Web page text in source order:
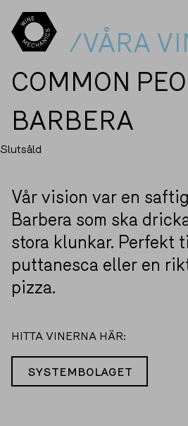
/VÅRA
COMMON
BARBERA
Slutsåld
Vår vision var en
Barbera som ska
stora klunkar. Perfekt
puttanesca eller en
pizza.
HITTA VINERNA HÄR:
SYSTEMBOLAGET